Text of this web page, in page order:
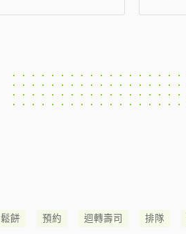
鬆餅 預約 迴轉壽司 排隊